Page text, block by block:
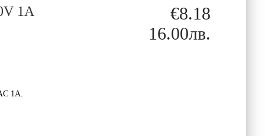
1A
€8.18
16.00лв.
1A.